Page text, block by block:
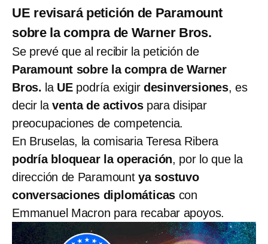
UE revisará petición de Paramount
sobre la compra de Warner Bros.
Se prevé que al recibir la petición de
Paramount sobre la compra de Warner
Bros. la UE podría exigir desinversiones, es
decir laventa de activospara disipar
preocupaciones de competencia.
En Bruselas, la comisaria Teresa Ribera
podría bloquear la operación, por lo que la
dirección de Paramountya sostuvo
conversaciones diplomáticas con
Emmanuel Macron para recabar apoyos.